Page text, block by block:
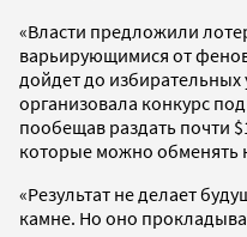
«Власти предложили
варьирующимися от
дойдет до избирательных
организовала конкурс
пообещав раздать почти
которые можно обменять
«Результат не делает
камне. Но оно